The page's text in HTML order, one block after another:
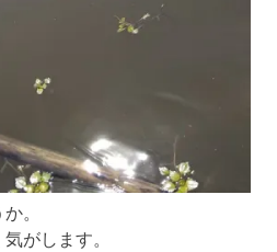
。
がします。